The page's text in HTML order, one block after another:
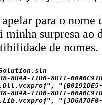
para o nome
minha surpresa ao
de nomes.
8B4A-11D0-8D11-
"{B0191DE5-
8B4A-11D0-8D11-
"{3D6A78F0-